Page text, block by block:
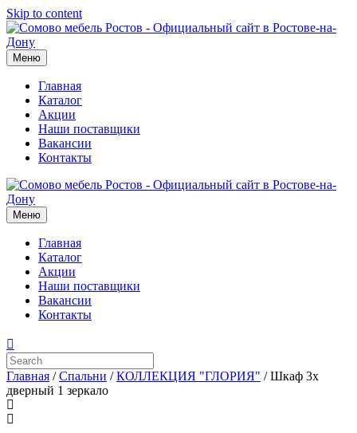
Skip to content
Меню
Главная
Каталог
Акции
Наши поставщики
Вакансии
Контакты
Меню
Главная
Каталог
Акции
Наши поставщики
Вакансии
Контакты
Главная /Спальни /КОЛЛЕКЦИЯ "ГЛОРИЯ" / Шкаф 3х
дверный 1 зеркало